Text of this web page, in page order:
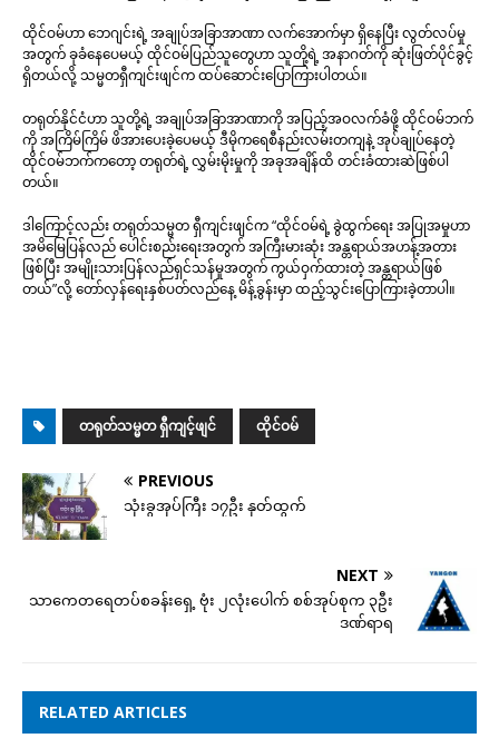
ထိုင်ဝမ်ဟာ ဘေဂျင်းရဲ့ အချုပ်အခြာအာဏာ လက်အောက်မှာ ရှိနေပြီး လွတ်လပ်မှု
အတွက် ခုခံနေပေမယ့် ထိုင်ဝမ်ပြည်သူတွေဟာ သူတို့ရဲ့ အနာဂတ်ကို ဆုံးဖြတ်ပိုင်ခွင့်
ရှိတယ်လို့ သမ္မတရှီကျင်းဖျင်က ထပ်ဆောင်းပြောကြားပါတယ်။
တရုတ်နိုင်ငံဟာ သူတို့ရဲ့ အချုပ်အခြာအာဏာကို အပြည့်အဝလက်ခံဖို့ ထိုင်ဝမ်ဘက်
ကို အကြိမ်ကြိမ် ဖိအားပေးခဲ့ပေမယ့် ဒီမိုကရေစီနည်းလမ်းတကျနဲ့ အုပ်ချုပ်နေတဲ့
ထိုင်ဝမ်ဘက်ကတော့ တရုတ်ရဲ့ လွှမ်းမိုးမှုကို အခုအချိန်ထိ တင်းခံထားဆဲဖြစ်ပါ
တယ်။
ဒါကြောင့်လည်း တရုတ်သမ္မတ ရှီကျင်းဖျင်က “ထိုင်ဝမ်ရဲ့ ခွဲထွက်ရေး အပြုအမှုဟာ
အမိမြေပြန်လည် ပေါင်းစည်းရေးအတွက် အကြီးမားဆုံး အန္တရာယ်အဟန့်အတား
ဖြစ်ပြီး အမျိုးသားပြန်လည်ရှင်သန်မှုအတွက် ကွယ်ဝှက်ထားတဲ့ အန္တရာယ်ဖြစ်
တယ်”လို့ တော်လှန်ရေးနှစ်ပတ်လည်နေ့ မိန့်ခွန်းမှာ ထည့်သွင်းပြောကြားခဲ့တာပါ။
တရုတ်သမ္မတ ရှီကျင့်ဖျင် ထိုင်ဝမ်
PREVIOUS
သုံးခွအုပ်ကြီး ၁၇ဦး နုတ်ထွက်
NEXT
သာကေတရေတပ်စခန်းရှေ့ ဗုံး ၂လုံးပေါက် စစ်အုပ်စုက ၃ဦး
ဒဏ်ရာရ
RELATED ARTICLES